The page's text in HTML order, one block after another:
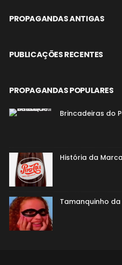
PROPAGANDAS ANTIGAS
PUBLICAÇÕES RECENTES
PROPAGANDAS POPULARES
Brincadeiras do
História da
Tamanquinho